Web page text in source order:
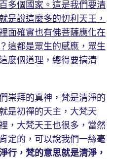
多個國家。這是我們要清
是說這麼多的忉利天王，
面確實也有佛菩薩應化在
這都是眾生的感應，眾生
這麼個道理，總得要搞清
拜的真神，梵是清淨的
是初禪的天主，大梵天
，大梵天王也很多，當然
定的，可以說我們一絲毫
行，梵的意思就是清淨，